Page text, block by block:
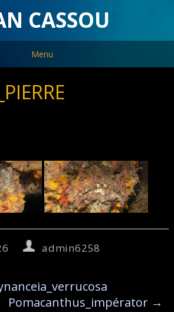
CASSOU
Menu
admin6258
Pomacanthus_impérator →